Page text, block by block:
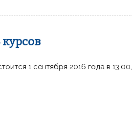
1 сентября 2016 года в 13.00,